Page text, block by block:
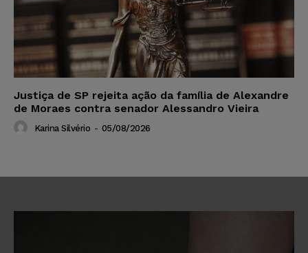
Justiça de SP rejeita ação da família de Alexandre
de Moraes contra senador Alessandro Vieira
Karina Silvério - 05/08/2026